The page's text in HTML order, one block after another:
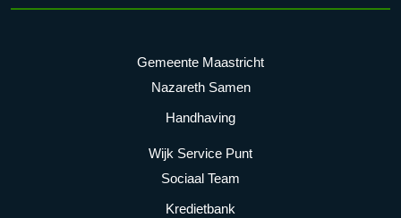
Gemeente Maastricht
Nazareth Samen
Handhaving
Wijk Service Punt
Sociaal Team
Kredietbank